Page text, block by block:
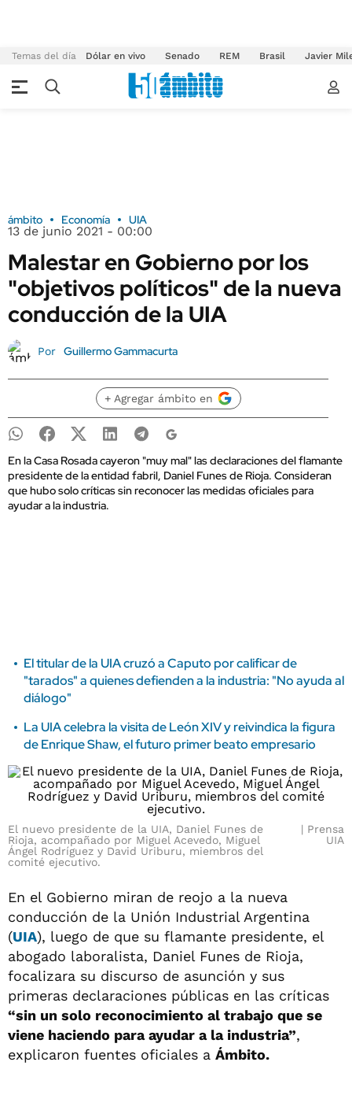
Temas del día Dólar en vivo Senado REM Brasil Javier
ámbito Economía UIA
13 de junio 2021 - 00:00
Malestar en Gobierno por los
"objetivos políticos" de la nueva
conducción de la UIA
Por Guillermo Gammacurta
+ Agregar ámbito en
En la Casa Rosada cayeron "muy mal" las declaraciones del flamante
presidente de la entidad fabril, Daniel Funes de Rioja. Consideran
que hubo solo críticas sin reconocer las medidas oficiales para
ayudar a la industria.
El titular de la UIA cruzó a Caputo por calificar de
"tarados" a quienes defienden a la industria: "No ayuda al
diálogo"
La UIA celebra la visita de León XIV y reivindica la figura
de Enrique Shaw, el futuro primer beato empresario
El nuevo presidente de la UIA, Daniel Funes de
Rioja, acompañado por Miguel Acevedo, Miguel
Ángel Rodríguez y David Uriburu, miembros del
comité ejecutivo.
Prensa
UIA
En el Gobierno miran de reojo a la nueva
conducción de la Unión Industrial Argentina
(UIA), luego de que su flamante presidente, el
abogado laboralista, Daniel Funes de Rioja,
focalizara su discurso de asunción y sus
primeras declaraciones públicas en las críticas
“sin un solo reconocimiento al trabajo que se
viene haciendo para ayudar a la industria”,
explicaron fuentes oficiales a Ámbito.